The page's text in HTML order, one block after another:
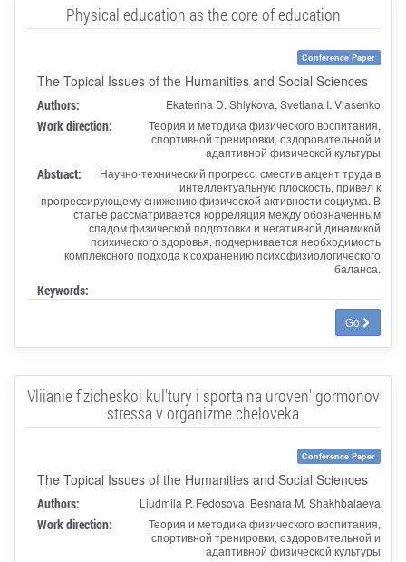
Physical education as the core of education
Conference Paper
The Topical Issues of the Humanities and Social Sciences
Authors: Ekaterina D. Shlykova, Svetlana I. Vlasenko
Work direction:
Теория и методика физического воспитания,
спортивной тренировки, оздоровительной и
адаптивной физической культуры
Abstract:
Научно-технический прогресс, сместив акцент труда в
интеллектуальную плоскость, привел к
прогрессирующему снижению физической активности социума. В
статье рассматривается корреляция между обозначенным
спадом физической подготовки и негативной динамикой
психического здоровья, подчеркивается необходимость
комплексного подхода к сохранению психофизиологического
баланса.
Keywords:
Go
Vliianie fizicheskoi kul'tury i sporta na uroven' gormonov
stressa v organizme cheloveka
Conference Paper
The Topical Issues of the Humanities and Social Sciences
Authors: Liudmila P. Fedosova, Besnara M. Shakhbalaeva
Work direction:
Теория и методика физического воспитания,
спортивной тренировки, оздоровительной и
адаптивной физической культуры